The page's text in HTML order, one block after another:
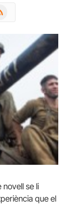
se li
que el